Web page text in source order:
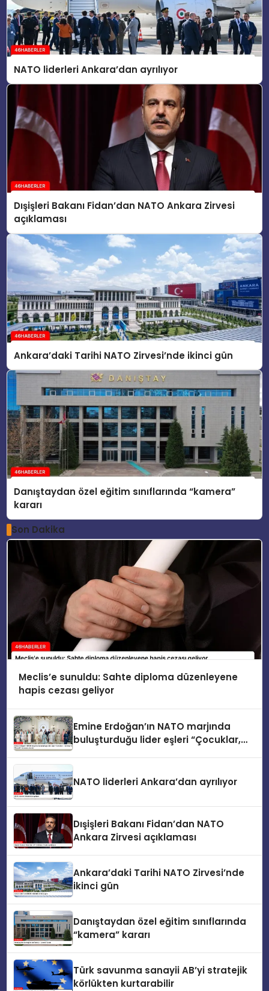
NATO liderleri Ankara’dan ayrılıyor
Dışişleri Bakanı Fidan’dan NATO Ankara Zirvesi
açıklaması
Ankara’daki Tarihi NATO Zirvesi’nde ikinci gün
Danıştaydan özel eğitim sınıflarında “kamera”
kararı
Son Dakika
Meclis’e sunuldu: Sahte diploma düzenleyene
hapis cezası geliyor
Emine Erdoğan’ın NATO marjında
buluşturduğu lider eşleri “Çocuklar,
NATO liderleri Ankara’dan ayrılıyor
Dışişleri Bakanı Fidan’dan NATO
Ankara Zirvesi açıklaması
Ankara’daki Tarihi NATO Zirvesi’nde
ikinci gün
Danıştaydan özel eğitim sınıflarında
“kamera” kararı
Türk savunma sanayii AB’yi stratejik
körlükten kurtarabilir